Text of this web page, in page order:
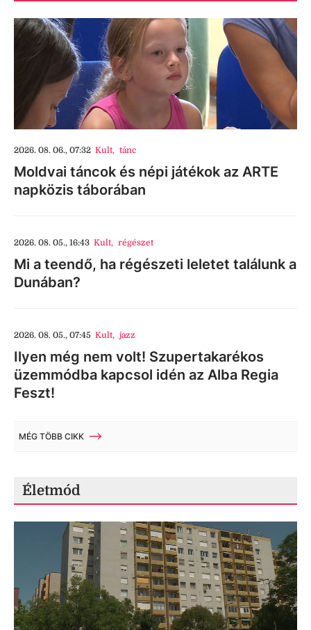
2026. 08. 06., 07:32 Kult, tánc
Moldvai táncok és népi játékok az ARTE
napközis táborában
2026. 08. 05., 16:43 Kult, régészet
Mi a teendő, ha régészeti leletet találunk a
Dunában?
2026. 08. 05., 07:45 Kult, jazz
Ilyen még nem volt! Szupertakarékos
üzemmódba kapcsol idén az Alba Regia
Feszt!
MÉG TÖBB CIKK
Életmód